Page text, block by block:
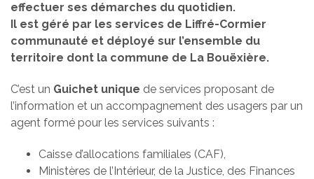
effectuer ses démarches du quotidien.
Il est géré par les services de Liffré-Cormier
communauté et déployé sur l’ensemble du
territoire dont la commune de La Bouëxière.
C’est un Guichet unique de services proposant de
l’information et un accompagnement des usagers par un
agent formé pour les services suivants :
Caisse d’allocations familiales (CAF),
Ministères de l’Intérieur, de la Justice, des Finances